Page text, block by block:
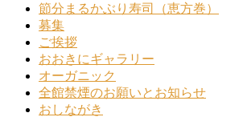
節分まるかぶり寿司（恵方巻）
募集
ご挨拶
おおきにギャラリー
オーガニック
全館禁煙のお願いとお知らせ
おしながき